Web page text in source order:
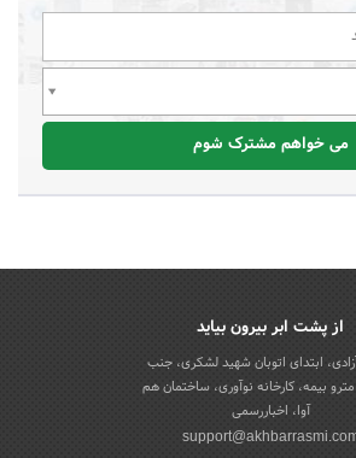
می خواهم مشترک شوم
از پشت ابر بیرون بیاید
ابتدای اتوبان شهید لشکری، جنب
بیمه، کارخانه نوآوری، ساختمان هم
آوا، اخباررسمی